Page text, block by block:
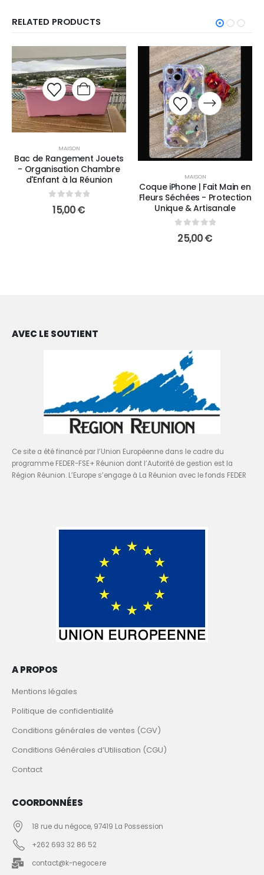
RELATED PRODUCTS
MAISON
Bac de Rangement Jouets
- Organisation Chambre
d'Enfant à la Réunion
0sur 5
15,00€
MAISON
Coque iPhone | Fait Main en
Fleurs Séchées - Protection
Unique & Artisanale
0sur 5
25,00€
AVEC LE SOUTIENT
Ce site a été financé par l’Union Européenne dans le cadre du
programme FEDER-FSE+ Réunion dont l’Autorité de gestion est la
Région Réunion. L’Europe s’engage à La Réunion avec le fonds FEDER
A PROPOS
Mentions légales
Politique de confidentialité
Conditions générales de ventes (CGV)
Conditions Générales d’Utilisation (CGU)
Contact
COORDONNÉES
18 rue du négoce, 97419 La Possession
+262 693 32 86 52
contact@k-negoce.re